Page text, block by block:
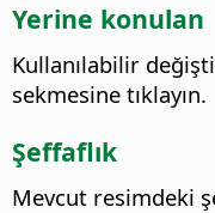
Yerine konulan
Kullanılabilir
sekmesine tıklayın.
Şeffaflık
Mevcut resimdeki